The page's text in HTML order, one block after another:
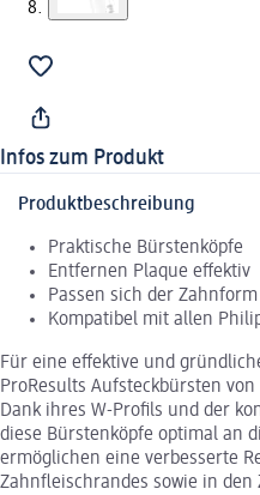
Infos zum Produkt
Produktbeschreibung
Praktische Bürstenköpfe
Entfernen Plaque effektiv
Passen sich der
Kompatibel mit allen
Für eine effektive und
ProResults Aufsteckbürsten
Dank ihres W-Profils und der
diese Bürstenköpfe optimal an
ermöglichen eine verbesserte
Zahnfleischrandes sowie in